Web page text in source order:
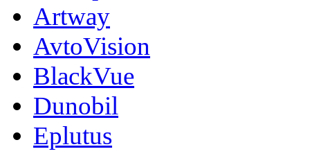
Artway
AvtoVision
BlackVue
Dunobil
Eplutus